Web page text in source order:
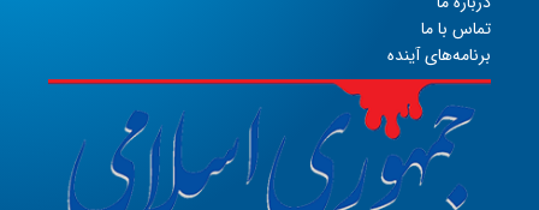
تماس با ما
برنامه‌های آینده